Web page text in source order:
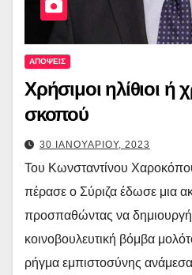
ΑΠΟΨΕΙΣ
Χρήσιμοι ηλίθιοι ή
σκοπού
30 ΙΑΝΟΥΑΡΙΟΥ, 2023
Του Κωνσταντίνου
πέρασε ο Σύριζα έδωσε μια
προσπαθώντας να
κοινοβουλευτική βόμβα
ρήγμα εμπιστοσύνης